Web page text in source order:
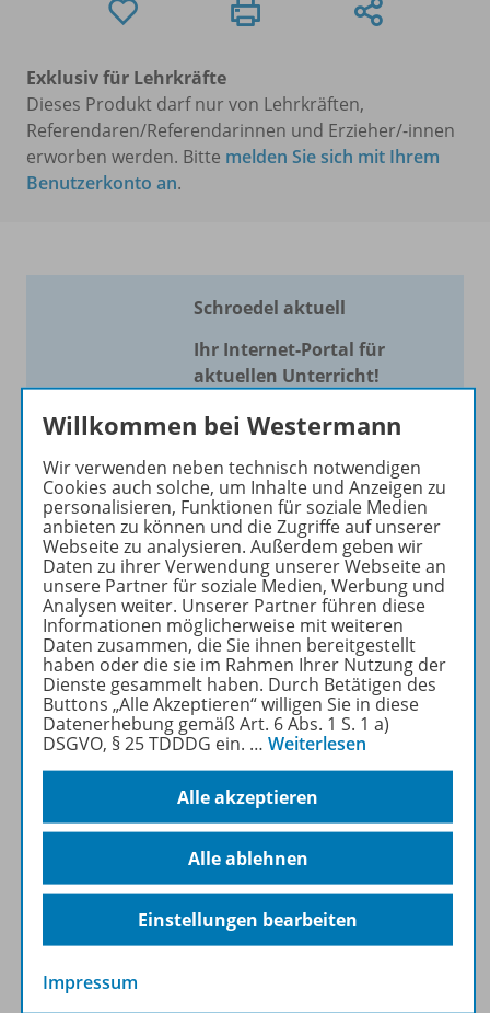
Exklusiv für Lehrkräfte
Dieses Produkt darf nur von Lehrkräften,
Referendaren/Referendarinnen und Erzieher/-innen
erworben werden. Bitte melden Sie sich mit Ihrem
Benutzerkonto an.
Schroedel aktuell
Ihr Internet-Portal für
aktuellen Unterricht!
Mit Schroedel aktuell bieten
Ihren Unterricht aktuell und
einfach zu gestalten. Jede
Woche drei bis vier
Neuerscheinungen mit
großem Online Archiv.
Mehr erfahren
Informationen
Spar-Pakete
Willkommen bei Westermann
Wir verwenden neben technisch notwendigen
Cookies auch solche, um Inhalte und Anzeigen zu
personalisieren, Funktionen für soziale Medien
anbieten zu können und die Zugriffe auf unserer
Webseite zu analysieren. Außerdem geben wir
Daten zu ihrer Verwendung unserer Webseite an
unsere Partner für soziale Medien, Werbung und
Analysen weiter. Unserer Partner führen diese
Informationen möglicherweise mit weiteren
Daten zusammen, die Sie ihnen bereitgestellt
haben oder die sie im Rahmen Ihrer Nutzung der
Dienste gesammelt haben. Durch Betätigen des
Buttons „Alle Akzeptieren“ willigen Sie in diese
Datenerhebung gemäß Art. 6 Abs. 1 S. 1 a)
DSGVO, § 25 TDDDG ein. … Weiterlesen
Alle akzeptieren
Alle ablehnen
Einstellungen bearbeiten
Impressum